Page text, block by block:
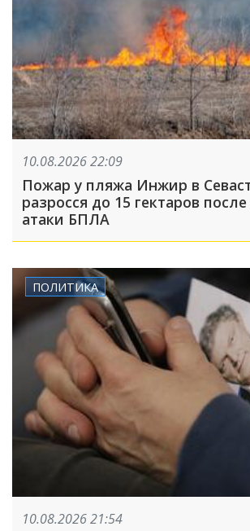
10.08.2026 22:09
Пожар у пляжа Инжир в
разросся до 15 гектаров
атаки БПЛА
ПОЛИТИКА
10.08.2026 21:54